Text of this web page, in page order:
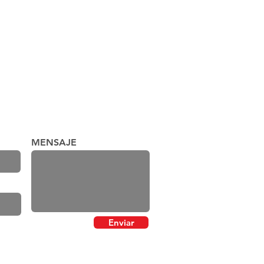
MENSAJE
Enviar